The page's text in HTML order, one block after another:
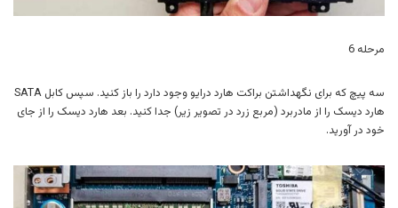
مرحله 6
سه پیچ که برای نگهداشتن براکت هارد درایو وجود دارد را باز کنید. سپس کابل SATA
هارد دیسک را از مادربرد (مربع زرد در تصویر زیر) جدا کنید. بعد هارد دیسک را از جای
خود در آورید.